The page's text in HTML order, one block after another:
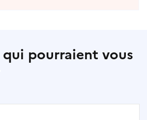
pourraient vous